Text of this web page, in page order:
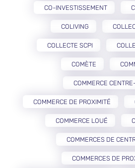
CO-INVESTISSEMENT
COLIVING
COLLECTE SCPI
COMÈTE
COMMERCE
COMMERCE DE PROXIMITÉ
COMMERCE LOUÉ
COMMERCES DE
COMMERCES DE